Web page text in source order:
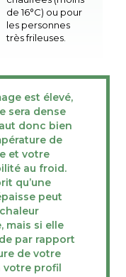
de 16°C) ou pour
les personnes
très frileuses.
est élevé,
sera dense
donc bien
de
et votre
au froid.
qu’une
peut
mais si elle
par rapport
de votre
votre profil